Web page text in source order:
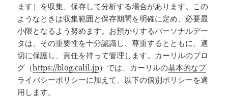
ます）を収集、保存して分析する場合があります。この
ようなときは収集範囲と保存期間を明確に定め、必要最
小限となるよう努めます。お預かりするパーソナルデー
タは、その重要性を十分認識し、尊重するとともに、適
切に保護し、責任を持って管理します。カーリルのブロ
グ（https://blog.calil.jp）では、カーリルの基本的なプ
ライバシーポリシーに加えて、以下の個別ポリシーを適
用します。